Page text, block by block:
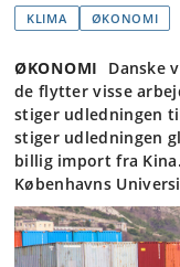
KLIMA ØKONOMI
ØKONOMI
Danske
de flytter visse
stiger udledningen
stiger udledningen
billig import fra
Københavns